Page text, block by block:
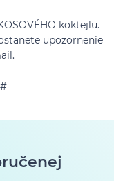
koktejlu.
upozornenie